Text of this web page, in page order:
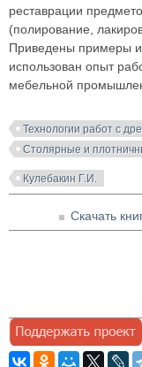
реставрации
(полирование,
Приведены примеры
использован опыт
мебельной
Технологии работ с
Столярные и
Кулебакин Г.И.
Скачать